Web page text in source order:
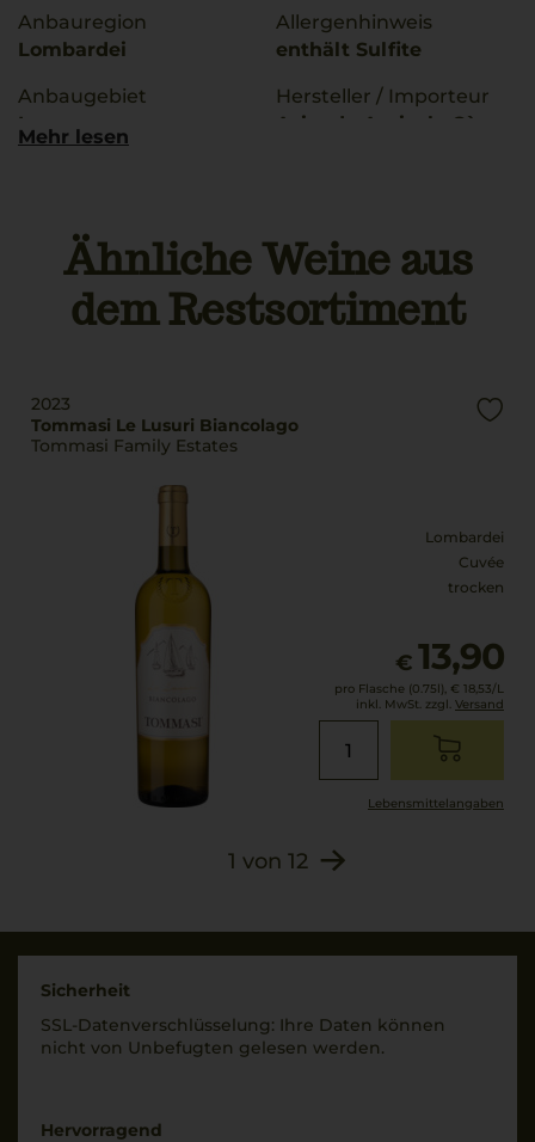
Anbauregion
Lombardei
Anbaugebiet
Lugana
Rebsorten
Trebbiano di Lugana
Trinktemperatur
Alkoholgehalt
13,5 % Vol.
Allergenhinweis
enthält Sulfite
Hersteller / Importeur
Azienda Agricola Cà
Italien
Füllmenge
0,375 L
Mehr lesen
Ähnliche Weine aus
dem Restsortiment
2023
Tommasi Le Lusuri Biancolago
Tommasi Family Estates
Lombardei
Cuvée
trocken
€ 13,90
pro Flasche (0.75l), € 18,53/L
inkl. MwSt. zzgl. Versand
Lebensmittel­angaben
1 von 12
Sicherheit
SSL-Daten­verschlüs­selung: Ihre Daten können
nicht von Unbe­fugten gelesen werden.
Hervorragend